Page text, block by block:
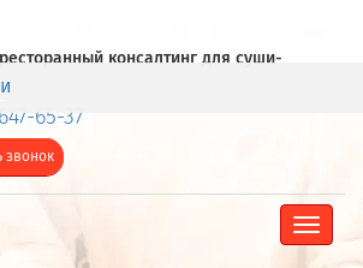
консалтинг для суши-
65-37
звонок
Toggle